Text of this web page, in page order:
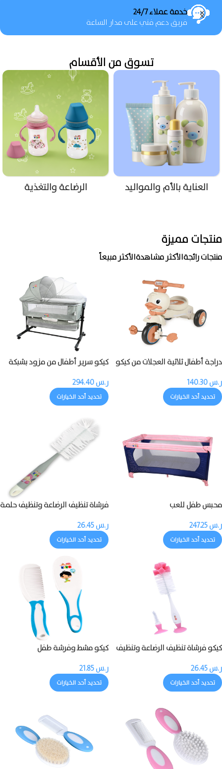
تخفيضات حصرية
تخفيضات لن تجدها في مكان آخر
تسوق من الأقسام
العناية بالأم والمواليد الرضاعة والتغذية
منتجات مميزة
منتجات رائجةالأكثر مشاهدةالأكثر مبيعاً
دراجة أطفال ثلاثية العجلات من كيكو
ر.س
تحديد أحد الخيارات
كيكو سرير أطفال من مزود بشبكة
ر.س
تحديد أحد الخيارات
محبس طفل للعب
ر.س
تحديد أحد الخيارات
فرشاة تنظيف الرضاعة وتنظيف حلمة
ر.س
تحديد أحد الخيارات
كيكو فرشاة تنظيف الرضاعة وتنظيف
ر.س
تحديد أحد الخيارات
كيكو مشط وفرشة طفل
ر.س
تحديد أحد الخيارات